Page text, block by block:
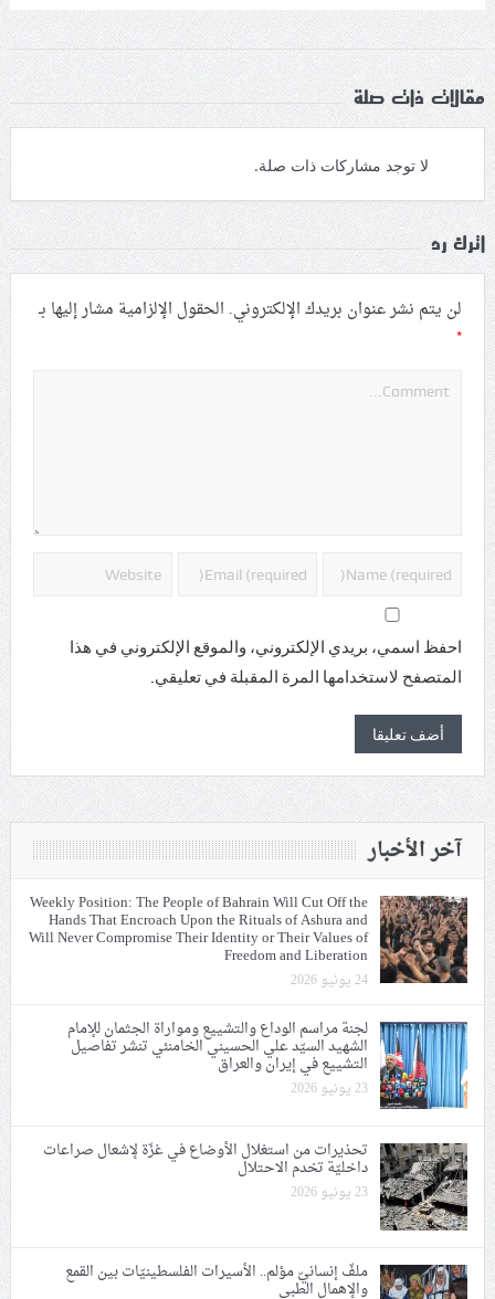
مقالات ذات صلة
لا توجد مشاركات ذات صلة.
اترك رد
لن يتم نشر عنوان بريدك الإلكتروني. الحقول الإلزامية مشار إليها بـ
*
احفظ اسمي، بريدي الإلكتروني، والموقع الإلكتروني في هذا
المتصفح لاستخدامها المرة المقبلة في تعليقي.
آخر الأخبار
Weekly Position: The People of Bahrain Will Cut Off the
Hands That Encroach Upon the Rituals of Ashura and
Will Never Compromise Their Identity or Their Values of
Freedom and Liberation
24 يونيو 2026
لجنة مراسم الوداع والتشييع ومواراة الجثمان للإمام
الشهيد السيّد علي الحسيني الخامنئي تنشر تفاصيل
التشييع في إيران والعراق
23 يونيو 2026
تحذيرات من استغلال الأوضاع في غزّة لإشعال صراعات
داخليّة تخدم الاحتلال
23 يونيو 2026
ملفّ إنسانيّ مؤلم.. الأسيرات الفلسطينيّات بين القمع
والإهمال الطبي